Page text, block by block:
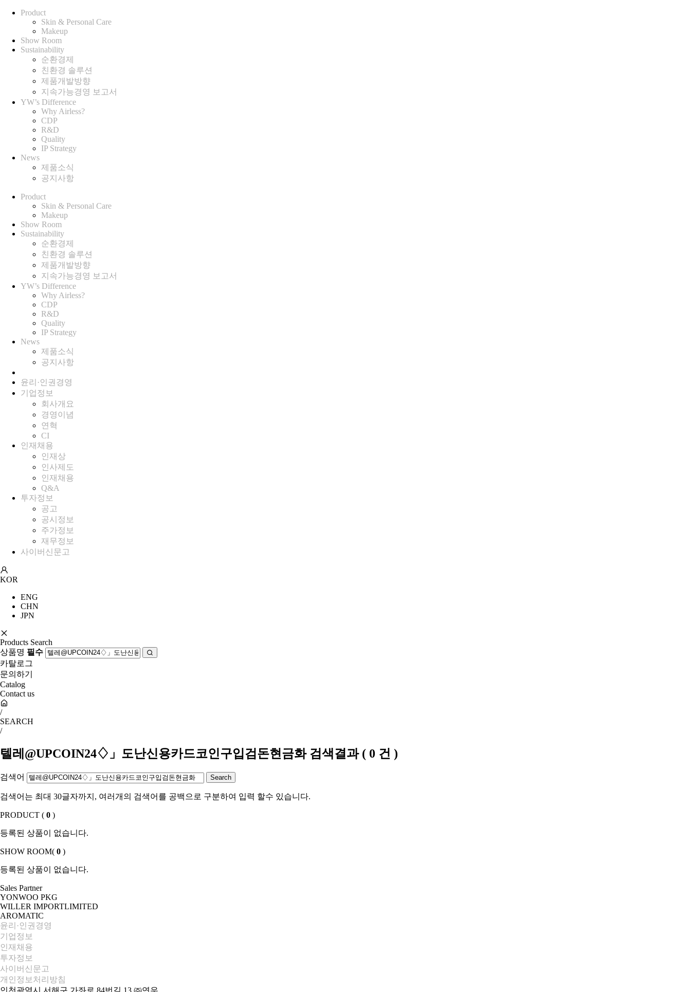
Product
Skin & Personal Care
Makeup
Show Room
Sustainability
순환경제
친환경 솔루션
제품개발방향
지속가능경영 보고서
YW’s Difference
Why Airless?
CDP
R&D
Quality
IP Strategy
News
제품소식
공지사항
Product
Skin & Personal Care
Makeup
Show Room
Sustainability
순환경제
친환경 솔루션
제품개발방향
지속가능경영 보고서
YW’s Difference
Why Airless?
CDP
R&D
Quality
IP Strategy
News
제품소식
공지사항
윤리·인권경영
기업정보
회사개요
경영이념
연혁
CI
인재채용
인재상
인사제도
인재채용
Q&A
투자정보
공고
공시정보
주가정보
재무정보
사이버신문고
KOR
ENG
CHN
JPN
Products Search
상품명 필수
카탈로그
문의하기
Catalog
Contact us
/
SEARCH
/
텔레@UPCOIN24♢」도난신용카드코인구입검돈현금화검색결과 ( 0 건 )
검색어
검색어는 최대 30글자까지, 여러개의 검색어를 공백으로 구분하여 입력 할수 있습니다.
PRODUCT ( 0 )
등록된 상품이 없습니다.
SHOW ROOM( 0 )
등록된 상품이 없습니다.
Sales Partner
YONWOO PKG
WILLER IMPORTLIMITED
AROMATIC
윤리·인권경영
기업정보
인재채용
투자정보
사이버신문고
개인정보처리방침
인천광역시 서해구 가좌로 84번길 13 ㈜연우